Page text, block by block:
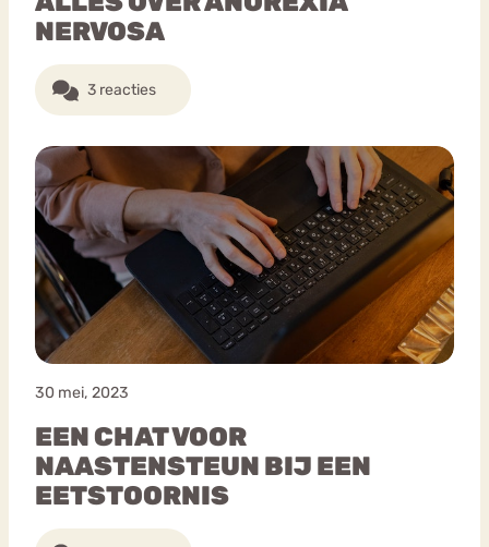
NERVOSA
3 reacties
30 mei, 2023
EEN CHAT VOOR
NAASTENSTEUN BIJ EEN
EETSTOORNIS